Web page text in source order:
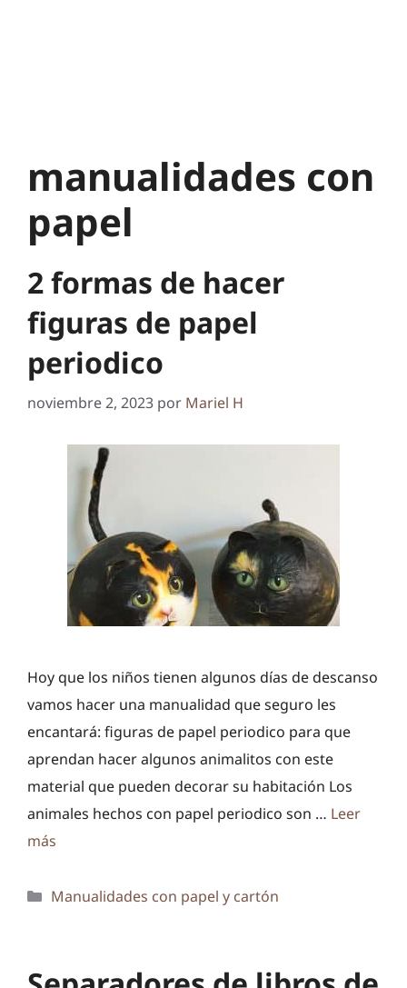
manualidades con
papel
2 formas de hacer
figuras de papel
periodico
noviembre 2, 2023 por Mariel H
Hoy que los niños tienen algunos días de descanso
vamos hacer una manualidad que seguro les
encantará: figuras de papel periodico para que
aprendan hacer algunos animalitos con este
material que pueden decorar su habitación Los
animales hechos con papel periodico son … Leer
más
Categorías
Manualidades con papel y cartón